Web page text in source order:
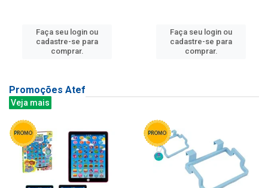
Faça seu login ou
cadastre-se para
comprar.
Faça seu login ou
cadastre-se para
comprar.
Promoções Atef
Veja mais